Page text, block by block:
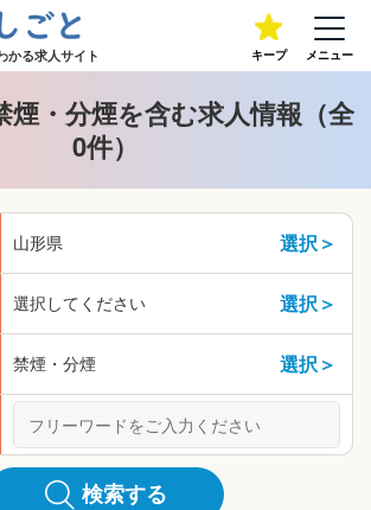
かる求人サイト キープ メニュー
煙・分煙を含む求人情報（全
0件）
山形県 選択＞
選択してください 選択＞
禁煙・分煙 選択＞
検索する